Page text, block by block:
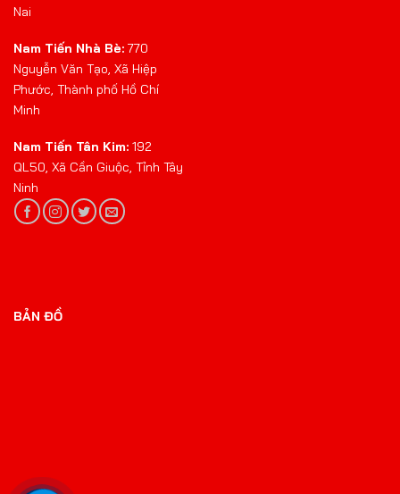
Nai
Nam Tiến Nhà Bè: 770
Nguyễn Văn Tạo, Xã Hiệp
Phước, Thành phố Hồ Chí
Minh
Nam Tiến Tân Kim: 192
QL50, Xã Cần Giuộc, Tỉnh Tây
Ninh
BẢN ĐỒ